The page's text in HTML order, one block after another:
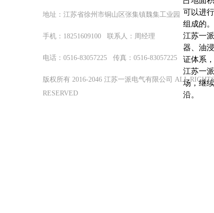
可以进
组成的
江苏一
器、油
证体系
江苏一
场，继
沿。
地址： 江苏省徐州市铜山区张集镇魏集工业园
手机：18251609100 联系人：周经理
电话：0516-83057225 传真：0516-83057225
版权所有 2016-2046 江苏一派电气有限公司 ALL
RESERVED